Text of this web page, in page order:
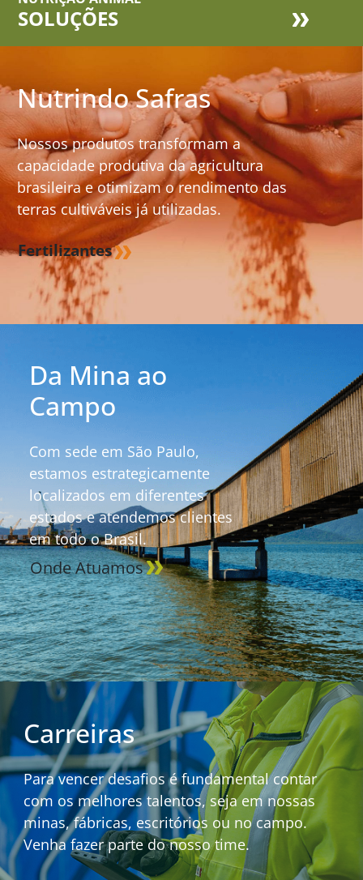
SOLUÇÕES
Nutrindo Safras
Nossos produtos transformam a
capacidade produtiva da agricultura
brasileira e otimizam o rendimento das
terras cultiváveis já utilizadas.
Fertilizantes
Da Mina ao
Campo
Com sede em São Paulo,
estamos estrategicamente
localizados em diferentes
estados e atendemos clientes
em todo o Brasil.
Onde Atuamos
Carreiras
Para vencer desafios é fundamental contar
com os melhores talentos, seja em nossas
minas, fábricas, escritórios ou no campo.
Venha fazer parte do nosso time.